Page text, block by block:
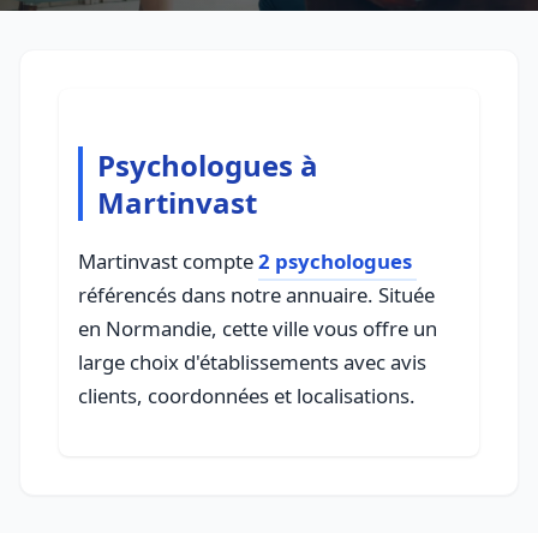
Psychologues à
Martinvast
Martinvast compte2 psychologues
référencés dans notre annuaire. Située
en Normandie, cette ville vous offre un
large choix d'établissements avec avis
clients, coordonnées et localisations.